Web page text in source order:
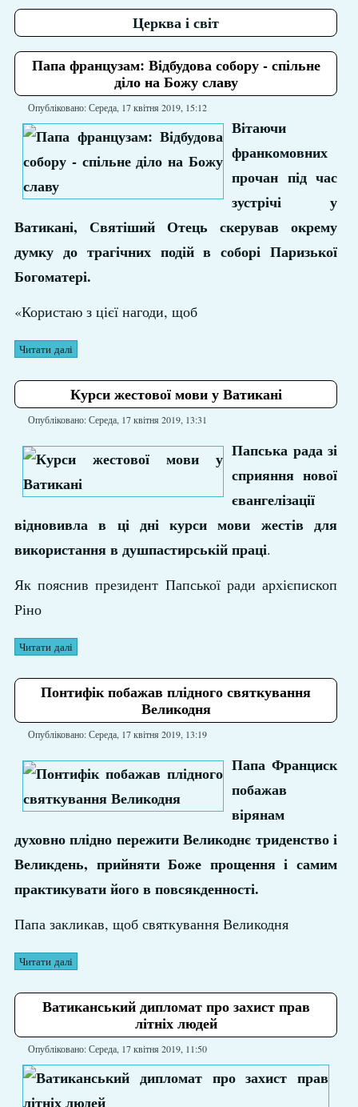
Церква і світ
Папа французам: Відбудова собору - спільне
діло на Божу славу
Опубліковано: Середа, 17 квітня 2019, 15:12
Вітаючи
франкомовних
прочан під час
зустрічі у
Ватикані, Святіший Отець скерував окрему
думку до трагічних подій в соборі Паризької
Богоматері.
«Користаю з цієї нагоди, щоб
Читати далі
Курси жестової мови у Ватикані
Опубліковано: Середа, 17 квітня 2019, 13:31
Папська рада зі
сприяння нової
євангелізації
відновивла в ці дні курси мови жестів для
використання в душпастирській праці.
Як пояснив президент Папської ради архієпископ
Ріно
Читати далі
Понтифік побажав плідного святкування
Великодня
Опубліковано: Середа, 17 квітня 2019, 13:19
Папа Франциск
побажав
вірянам
духовно плідно пережити Великоднє триденство і
Великдень, прийняти Боже прощення і самим
практикувати його в повсякденності.
Папа закликав, щоб святкування Великодня
Читати далі
Ватиканський дипломат про захист прав
літніх людей
Опубліковано: Середа, 17 квітня 2019, 11:50